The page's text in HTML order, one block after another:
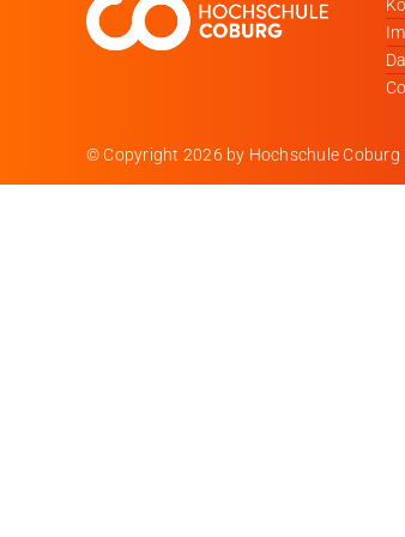
© Copyright 2026 by Hochschule Coburg